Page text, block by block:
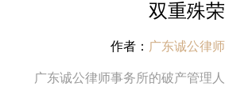
双重殊荣
作者： 广东诚公律
广东诚公律师事务所的破产管理